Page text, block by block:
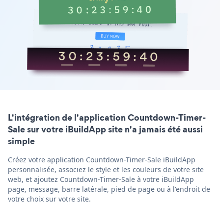
L'intégration de l'application Countdown-Timer-
Sale sur votre iBuildApp site n'a jamais été aussi
simple
Créez votre application Countdown-Timer-Sale iBuildApp
personnalisée, associez le style et les couleurs de votre site
web, et ajoutez Countdown-Timer-Sale à votre iBuildApp
page, message, barre latérale, pied de page ou à l'endroit de
votre choix sur votre site.